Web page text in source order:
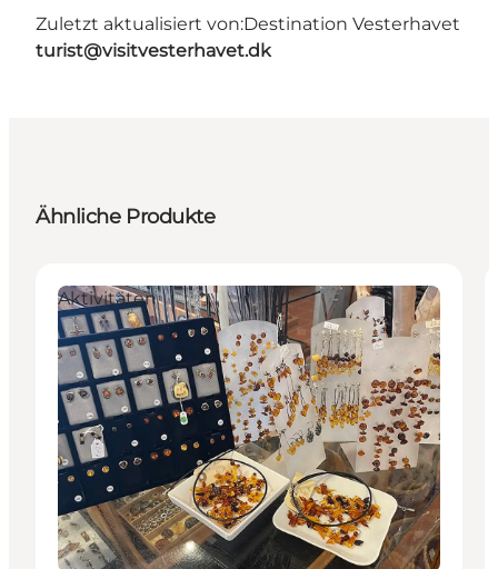
Zuletzt aktualisiert von:Destination Vesterhavet
turist@visitvesterhavet.dk
Ähnliche Produkte
Aktivitäten